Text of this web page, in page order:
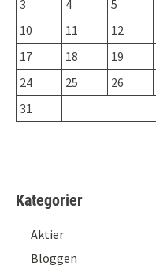
3
4 5
10
11 12
17
18 19
24
25 26
31
Kategorier
Aktier
Bloggen